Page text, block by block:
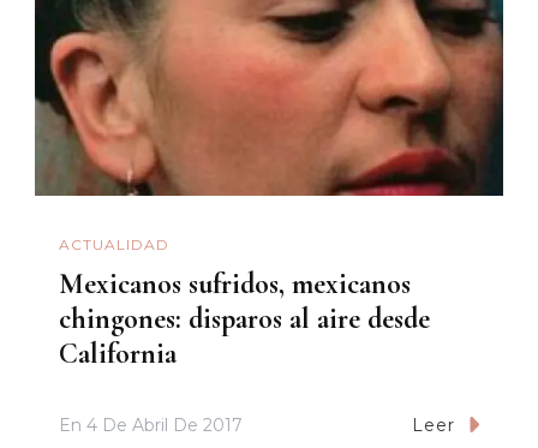
ACTUALIDAD
Mexicanos sufridos, mexicanos
chingones: disparos al aire desde
California
En 4 De Abril De 2017 Leer